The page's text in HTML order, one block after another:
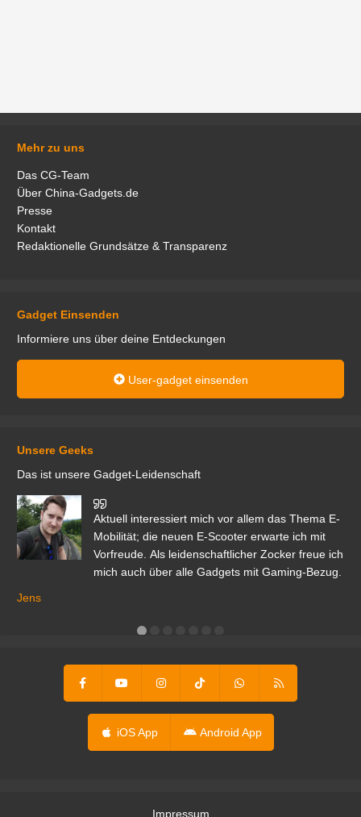
Mehr zu uns
Das CG-Team
Über China-Gadgets.de
Presse
Kontakt
Redaktionelle Grundsätze & Transparenz
Gadget Einsenden
Informiere uns über deine Entdeckungen
User-gadget einsenden
Unsere Geeks
Das ist unsere Gadget-Leidenschaft
Aktuell interessiert mich vor allem das Thema E-
Mobilität; die neuen E-Scooter erwarte ich mit
Vorfreude. Als leidenschaftlicher Zocker freue ich
mich auch über alle Gadgets mit Gaming-Bezug.
Jens
iOS App Android App
Impressum